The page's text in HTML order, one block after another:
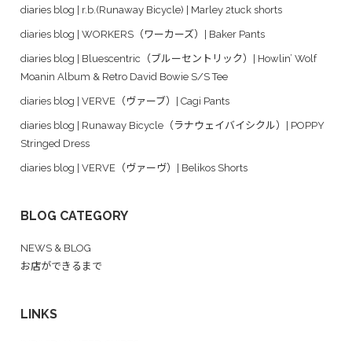
diaries blog | r.b.(Runaway Bicycle) | Marley 2tuck shorts
diaries blog | WORKERS（ワーカーズ）| Baker Pants
diaries blog | Bluescentric（ブルーセントリック）| Howlin’ Wolf
Moanin Album & Retro David Bowie S/S Tee
diaries blog | VERVE（ヴァーブ）| Cagi Pants
diaries blog | Runaway Bicycle（ラナウェイバイシクル）| POPPY
Stringed Dress
diaries blog | VERVE（ヴァーヴ）| Belikos Shorts
BLOG CATEGORY
NEWS & BLOG
お店ができるまで
LINKS